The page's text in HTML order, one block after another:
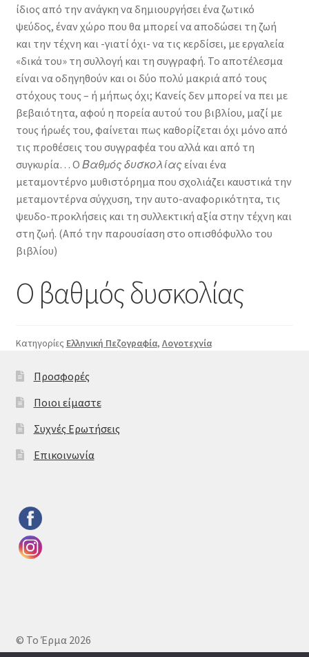
ίδιος από την ανάγκη να δημιουργήσει ένα ζωτικό
ψεύδος, έναν χώρο που θα μπορεί να αποδώσει τη ζωή
και την τέχνη και -γιατί όχι- να τις κερδίσει, με εργαλεία
«δικά του» τη συλλογή και τη συγγραφή. Το αποτέλεσμα
είναι να οδηγηθούν και οι δύο πολύ μακριά από τους
στόχους τους – ή μήπως όχι; Κανείς δεν μπορεί να πει με
βεβαιότητα, αφού η πορεία αυτού του βιβλίου, μαζί με
τους ήρωές του, φαίνεται πως καθορίζεται όχι μόνο από
τις προθέσεις του συγγραφέα του αλλά και από τη
συγκυρία… Ο Βαθμός δυσκολίας είναι ένα
μεταμοντέρνο μυθιστόρημα που σχολιάζει καυστικά την
μεταμοντέρνα σύγχυση, την αυτο-αναφορικότητα, τις
ψευδο-προκλήσεις και τη συλλεκτική αξία στην τέχνη και
στη ζωή. (Από την παρουσίαση στο οπισθόφυλλο του
βιβλίου)
Ο βαθμός δυσκολίας
Κατηγορίες Ελληνική Πεζογραφία, Λογοτεχνία
Προσφορές
Ποιοι είμαστε
Συχνές Ερωτήσεις
Επικοινωνία
© Το Έρμα 2026